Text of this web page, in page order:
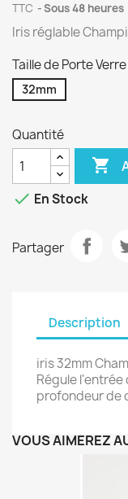
TTC Sous 48 heures
Iris réglable
Taille de Porte
32mm
Quantité

 En Stock
Partager
Description
iris 32mm
Régule
profondeur de
VOUS AIMEREZ